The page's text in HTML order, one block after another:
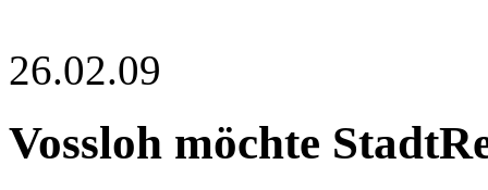
26.02.09
Vossloh möchte